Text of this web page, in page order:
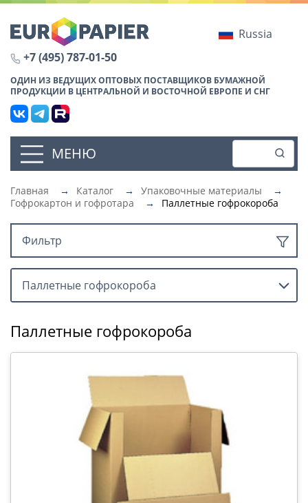
Russia
+7 (495) 787-01-50
ОДИН ИЗ ВЕДУЩИХ ОПТОВЫХ ПОСТАВЩИКОВ БУМАЖНОЙ
ПРОДУКЦИИ В ЦЕНТРАЛЬНОЙ И ВОСТОЧНОЙ ЕВРОПЕ И СНГ
МЕНЮ
Главная → Каталог → Упаковочные материалы
→
Гофрокартон и гофротара
→ Паллетные гофрокороба
Фильтр
Паллетные гофрокороба
Паллетные гофрокороба